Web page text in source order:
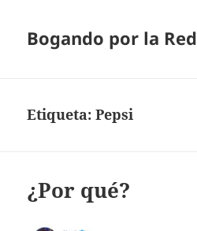
Bogando por la Red
Etiqueta:Pepsi
¿Por qué?